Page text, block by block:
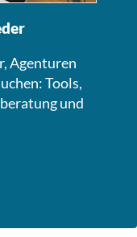
Agenturen
Tools,
und